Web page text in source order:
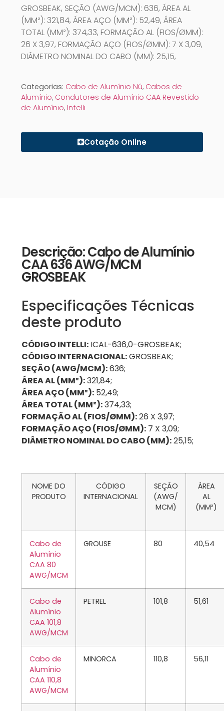
GROSBEAK, SEÇÃO (AWG/MCM): 636, ÁREA AL
(MM²): 321,84, ÁREA AÇO (MM²): 52,49, ÁREA
TOTAL (MM²): 374,33, FORMAÇÃO AL (FIOS/ØMM):
26 X 3,97, FORMAÇÃO AÇO (FIOS/ØMM): 7 X 3,09,
DIÂMETRO NOMINAL DO CABO (MM): 25,15,
Categorias: Cabo de Alumínio Nú, Cabos de
Alumínio, Condutores de Alumínio CAA Revestido
de Alumínio, Intelli
Cotação Online
Descrição: Cabo de Alumínio
CAA 636 AWG/MCM
GROSBEAK
Especificações Técnicas
deste produto
CÓDIGO INTELLI: ICAL-636,0-GROSBEAK;
CÓDIGO INTERNACIONAL:GROSBEAK;
SEÇÃO (AWG/MCM):636;
ÁREA AL (MM²):321,84;
ÁREA AÇO (MM²): 52,49;
ÁREA TOTAL (MM²):374,33;
FORMAÇÃO AL (FIOS/ØMM):26 X 3,97;
FORMAÇÃO AÇO (FIOS/ØMM): 7 X 3,09;
DIÂMETRO NOMINAL DO CABO (MM):25,15;
NOME DO
PRODUTO
CÓDIGO
INTERNACIONAL
SEÇÃO
(AWG/
MCM)
ÁREA
AL
(MM²)
Cabo de
Alumínio
CAA 80
AWG/MCM
GROUSE 80 40,54
Cabo de
Alumínio
CAA 101,8
AWG/MCM
PETREL 101,8 51,61
Cabo de
Alumínio
CAA 110,8
AWG/MCM
MINORCA 110,8 56,11